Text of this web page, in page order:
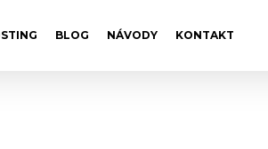
BLOG NÁVODY KONTAKT